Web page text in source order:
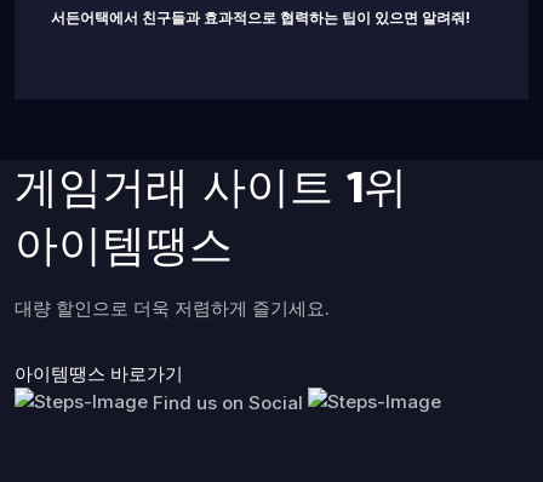
서든어택에서 친구들과 효과적으로 협력하는 팁이 있으면 알려줘!
게임거래 사이트 1위
아이템땡스
대량 할인으로 더욱 저렴하게 즐기세요.
아이템땡스 바로가기
Find us on Social